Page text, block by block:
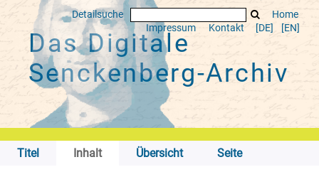
Detailsuche
Home
Impressum
Kontakt [DE] [EN]
Das Digitale
Senckenberg-Archiv
Titel Inhalt Übersicht Seite